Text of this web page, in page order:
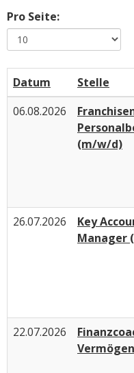
Pro Seite:
Datum Stelle
06.08.2026
(m/w/d)
26.07.2026
Key
Manager
22.07.2026